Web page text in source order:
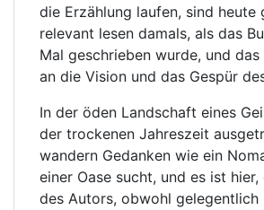
die Erzählung laufen, sind heute
relevant lesen damals, als das
Mal geschrieben wurde, und
an die Vision und das Gespür
In der öden Landschaft eines
der trockenen Jahreszeit
wandern Gedanken wie ein
einer Oase sucht, und es ist
des Autors, obwohl